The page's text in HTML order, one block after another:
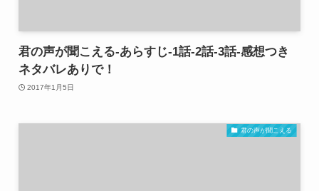
君の声が聞こえる-あらすじ-1話-2話-3話-感想つき
ネタバレありで！
2017年1月5日
君の声が聞こえる